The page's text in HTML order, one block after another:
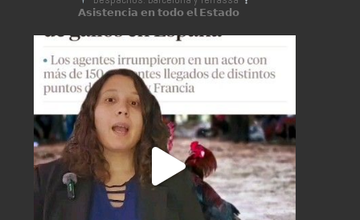
𝗔𝘀𝗶𝘀𝘁𝗲𝗻𝗰𝗶𝗮 𝗲𝗻 𝘁𝗼𝗱𝗼 𝗲𝗹 𝗘𝘀𝘁𝗮𝗱𝗼